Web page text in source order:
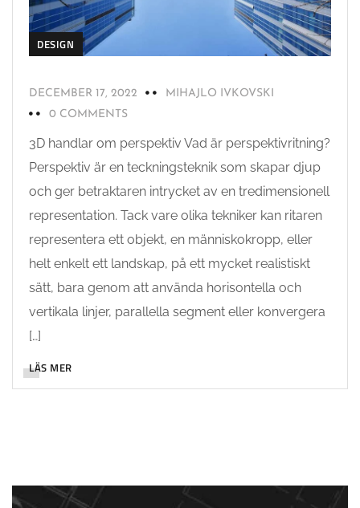
DESIGN
DECEMBER 17, 2022
MIHAJLO IVKOVSKI
0 COMMENTS
3D handlar om perspektiv Vad är perspektivritning?
Perspektiv är en teckningsteknik som skapar djup
och ger betraktaren intrycket av en tredimensionell
representation. Tack vare olika tekniker kan ritaren
representera ett objekt, en människokropp, eller
helt enkelt ett landskap, på ett mycket realistiskt
sätt, bara genom att använda horisontella och
vertikala linjer, parallella segment eller konvergera
[…]
LÄS MER